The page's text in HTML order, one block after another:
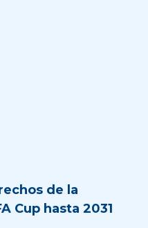
de la
Cup hasta 2031